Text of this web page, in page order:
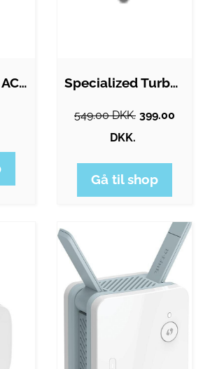
TP-Link RE315 AC1200 OneMesh Wi-Fi Range… Specialized Turbo SL Y Charger Cable
549.00 DKK. 399.00
DKK.
Gå til shop